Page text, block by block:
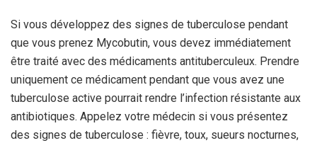
Si vous développez des signes de tuberculose pendant
que vous prenez Mycobutin, vous devez immédiatement
être traité avec des médicaments antituberculeux. Prendre
uniquement ce médicament pendant que vous avez une
tuberculose active pourrait rendre l’infection résistante aux
antibiotiques. Appelez votre médecin si vous présentez
des signes de tuberculose : fièvre, toux, sueurs nocturnes,